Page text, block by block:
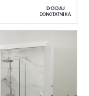
DODAJ
DO NOTATNIKA